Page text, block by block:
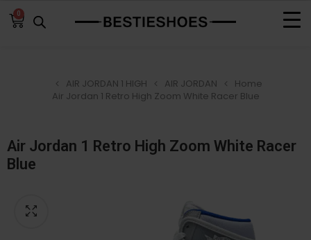
0
Home
AIR JORDAN
AIR JORDAN 1 HIGH
Air Jordan 1 Retro High Zoom White Racer Blue
Air Jordan 1 Retro High Zoom White Racer
Blue